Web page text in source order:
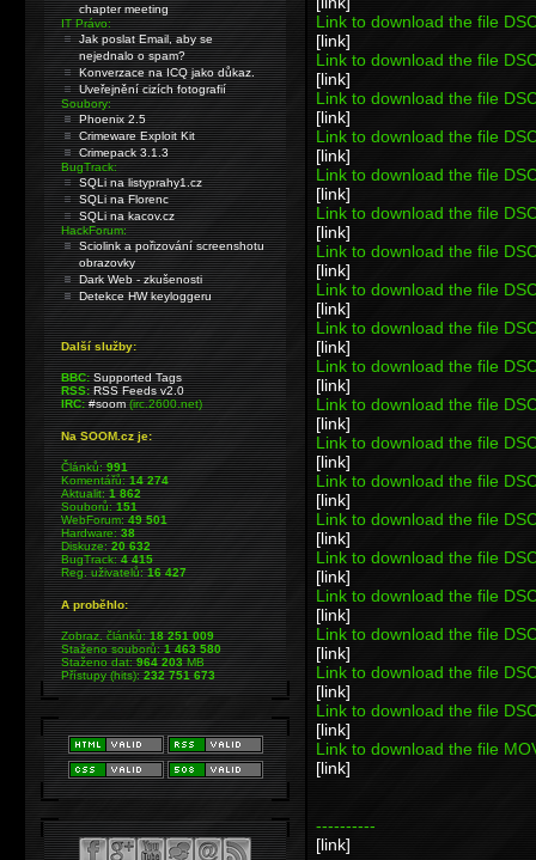
Link to download the file
[link]
Link to download the file
[link]
Link to download the file
[link]
Link to download the file
[link]
Link to download the file
[link]
Link to download the file
[link]
Link to download the file
[link]
Link to download the file
[link]
Link to download the file
[link]
Link to download the file
[link]
Link to download the file
[link]
Link to download the file
[link]
Link to download the file
[link]
Link to download the file
[link]
Link to download the file
[link]
Link to download the file
[link]
Link to download the file
[link]
Link to download the file
[link]
Link to download the file
[link]
Link to download the file
[link]
----------
[link]
chapter meeting
IT Právo:
Jak poslat Email, aby se
nejednalo o spam?
Konverzace na ICQ jako důkaz.
Uveřejnění cizích fotografií
Soubory:
Phoenix 2.5
Crimeware Exploit Kit
Crimepack 3.1.3
BugTrack:
SQLi na listyprahy1.cz
SQLi na Florenc
SQLi na kacov.cz
HackForum:
Sciolink a pořizování screenshotu
obrazovky
Dark Web - zkušenosti
Detekce HW keyloggeru
Další služby:
BBC: Supported Tags
RSS: RSS Feeds v2.0
IRC: #soom(irc.2600.net)
Na SOOM.cz je:
Článků:991
Komentářů:14 274
Aktualit:1 862
Souborů:151
WebForum:49 501
Hardware:38
Diskuze:20 632
BugTrack:4 415
Reg. uživatelů:16 427
A proběhlo:
Zobraz. článků:18 251 009
Staženo souborů:1 463 580
Staženo dat:964 203MB
Přístupy (hits):232 751 673